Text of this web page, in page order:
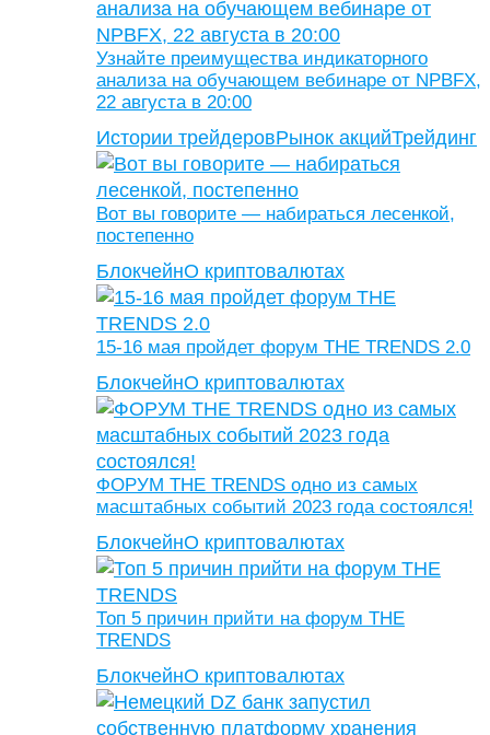
Узнайте преимущества индикаторного
анализа на обучающем вебинаре от NPBFX,
22 августа в 20:00
Истории трейдеровРынок акцийТрейдинг
Вот вы говорите — набираться лесенкой,
постепенно
БлокчейнО криптовалютах
15-16 мая пройдет форум THE TRENDS 2.0
БлокчейнО криптовалютах
ФОРУМ THE TRENDS одно из самых
масштабных событий 2023 года состоялся!
БлокчейнО криптовалютах
Топ 5 причин прийти на форум THE
TRENDS
БлокчейнО криптовалютах